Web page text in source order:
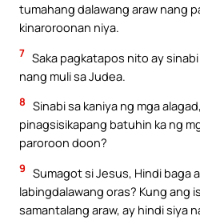
tumahang dalawang araw nang
kinaroroonan niya.
7 Saka pagkatapos nito ay
nang muli sa Judea.
8 Sinabi sa kaniya ng mga
pinagsisikapang batuhin ka ng
paroroon doon?
9 Sumagot si Jesus, Hindi baga
labingdalawang oras? Kung ang
samantalang araw, ay hindi siya